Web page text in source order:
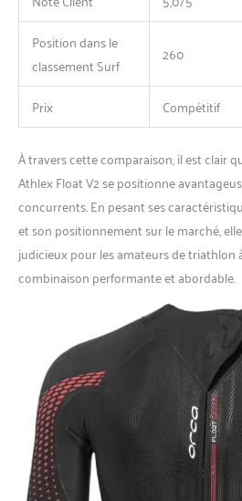
Position dans le
classement Surf
260
Prix Compétitif
À travers cette comparaison, il est clair
Athlex Float V2 se positionne
concurrents. En pesant ses
et son positionnement sur le marché,
judicieux pour les amateurs de triathlon
combinaison performante et abordable.